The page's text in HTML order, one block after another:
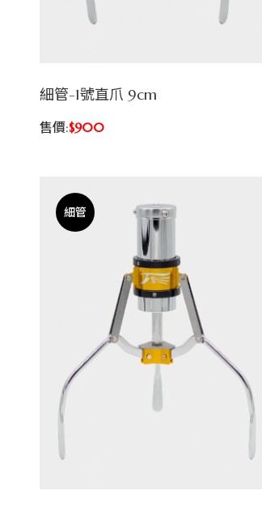
細管-1號直爪 9cm
售價:$900
細管